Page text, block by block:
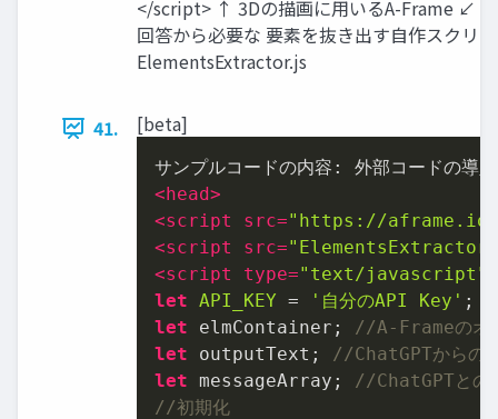
</script> ↑ 3Dの描画に⽤いるA-Frame ↙
回答から必要な 要素を抜き出す⾃作スクリ
ElementsExtractor.js
41. [beta]
<head>
<script src="https://
<script src=
<script type="text/javascript"
let API_KEY = '⾃分のAPI Key'
let elmContainer; //A-Frameのオ
let outputText; //ChatGPTからの
let messageArray; //ChatGPTとの
//初期化